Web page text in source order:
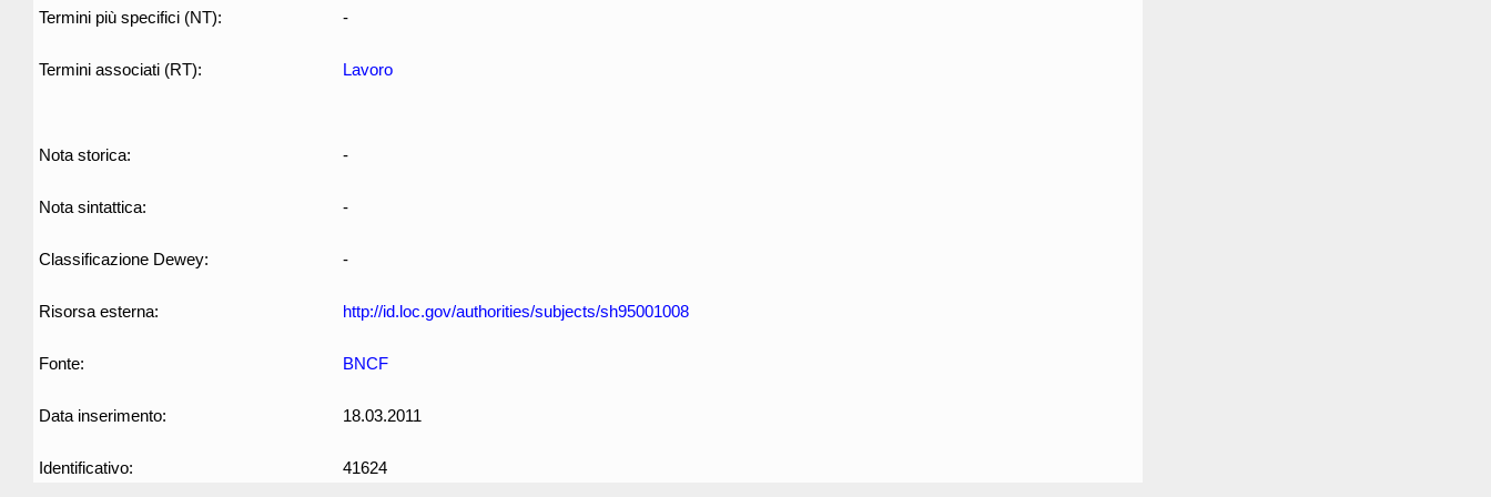
Termini più specifici (NT): -
Termini associati (RT): Lavoro
Nota storica: -
Nota sintattica: -
Classificazione Dewey: -
Risorsa esterna: http://id.loc.gov/authorities/subjects/sh95001008
Fonte: BNCF
Data inserimento: 18.03.2011
Identificativo: 41624